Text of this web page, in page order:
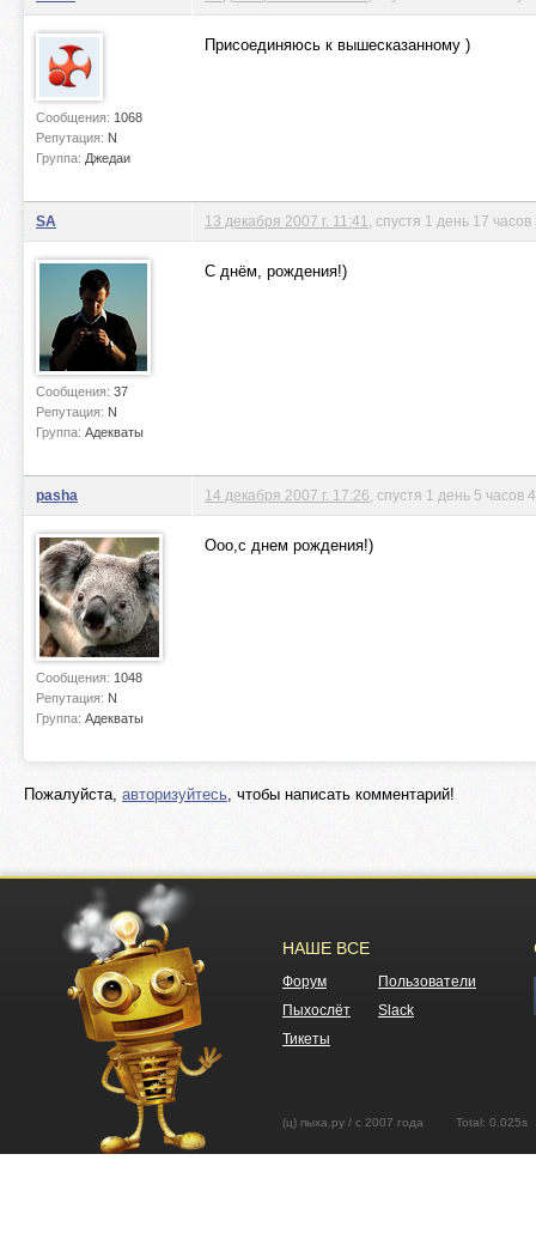
Сообщения: 1068
Репутация: N
Группа: Джедаи
Присоединяюсь к вышесказанному )
SA
Сообщения: 37
Репутация: N
Группа: Адекваты
13 декабря 2007 г. 11:41 , спустя 1 день 17
С днём, рождения!)
pasha
Сообщения: 1048
Репутация: N
Группа: Адекваты
14 декабря 2007 г. 17:26 , спустя 1 день 5 часов
Ооо,с днем рождения!)
Пожалуйста, авторизуйтесь, чтобы написать комментарий!
НАШЕ ВСЕ
Форум
Пользователи
Пыхослёт
Slack
Тикеты
(ц) пыха.ру / с 2007 года Total: